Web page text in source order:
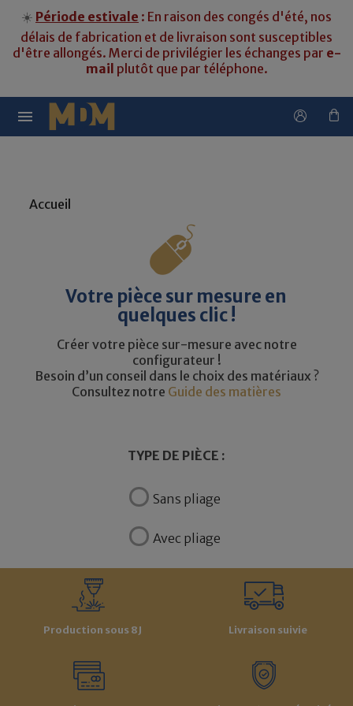
☀️ Période estivale : En raison des congés d'été, nos
délais de fabrication et de livraison sont susceptibles
d'être allongés. Merci de privilégier les échanges par e-
mail plutôt que par téléphone.

Accueil
Votre pièce sur mesure en
quelques clic !
Créer votre pièce sur-mesure avec notre
configurateur !
Besoin d’un conseil dans le choix des matériaux ?
Consultez notre Guide des matières
TYPE DE PIÈCE :
Sans pliage
Avec pliage
Production sous 8J Livraison suivie